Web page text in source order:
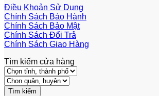
Điều Khoản Sử Dụng
Chính Sách Bảo Hành
Chính Sách Bảo Mật
Chính Sách Đổi Trả
Chính Sách Giao Hàng
Tìm kiếm cửa hàng